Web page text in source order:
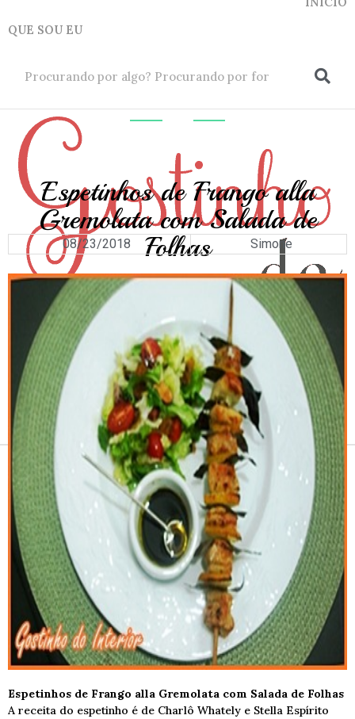
QUE SOU EU
Receitas e vinhos
Espetinhos de Frango alla
Gremolata com Salada de
Folhas
08/23/2018 Simone
Espetinhos de Frango alla Gremolata com Salada de Folhas
A receita do espetinho é de Charlô Whately e Stella Espírito